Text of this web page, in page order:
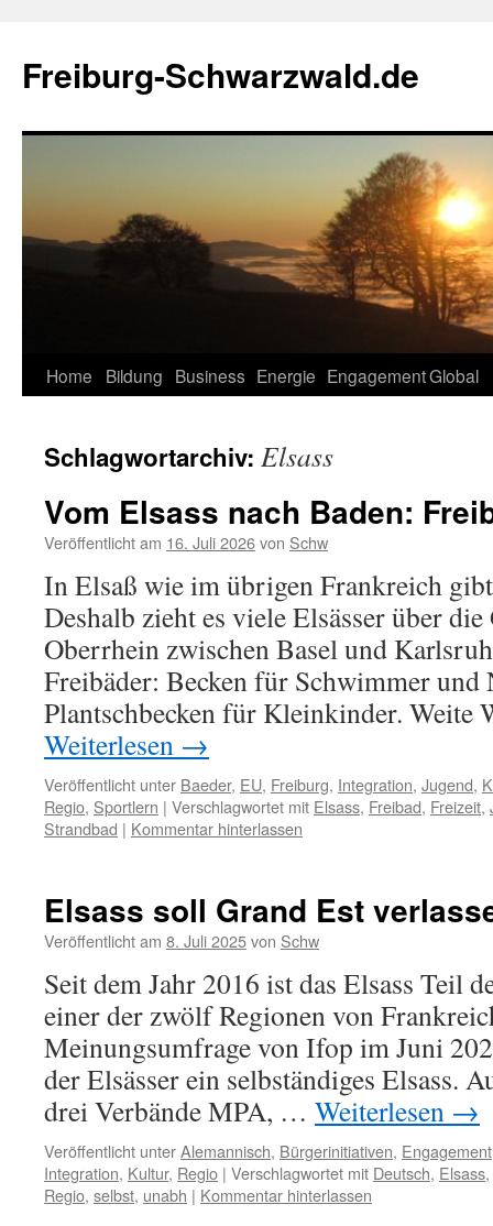
springen
Freiburg-Schwarzwald.de
Home Bildung Business Energie EngagementGlobal
Schlagwortarchiv: Elsass
Vom Elsass nach Baden:
Veröffentlicht am 16. Juli 2026von Schw
In Elsaß wie im übrigen Frankreich
Deshalb zieht es viele Elsässer über die
Oberrhein zwischen Basel und
Freibäder: Becken für Schwimmer
Plantschbecken für Kleinkinder.
Weiterlesen →
Veröffentlicht unter Baeder, EU, Freiburg, Integration, Jugend,
Regio, Sportlern | Verschlagwortet mit Elsass, Freibad, Freizeit,
Strandbad | Kommentar hinterlassen
Elsass soll Grand Est
Veröffentlicht am 8. Juli 2025von Schw
Seit dem Jahr 2016 ist das Elsass Teil
einer der zwölf Regionen von
Meinungsumfrage von Ifop im Juni
der Elsässer ein selbständiges Elsass.
drei Verbände MPA, … Weiterlesen →
Veröffentlicht unterAlemannisch, Bürgerinitiativen, Engagement
Integration, Kultur, Regio | Verschlagwortet mit Deutsch, Elsass,
Regio, selbst, unabh | Kommentar hinterlassen